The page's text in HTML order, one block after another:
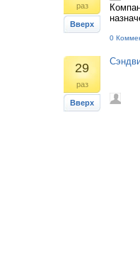
раз
Вверх
0
29
раз
Вверх